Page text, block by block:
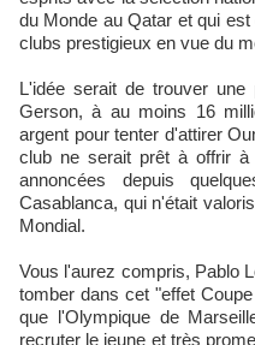
du Monde au Qatar et qui
clubs prestigieux en vue du
L'idée serait de trouver
Gerson, à au moins 16
argent pour tenter d'attirer
club ne serait prêt à offrir
annoncées depuis
Casablanca, qui n'était
Mondial.
Vous l'aurez compris, Pablo
tomber dans cet "effet
que l'Olympique de
recruter le jeune et très